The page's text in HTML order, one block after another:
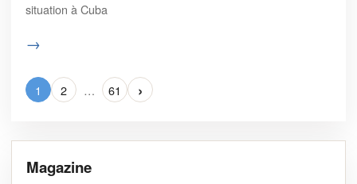
situation à Cuba
→
1 2 … 61 ›
Magazine